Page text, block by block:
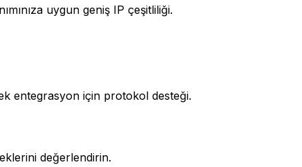
uygun geniş IP çeşitliliği.
entegrasyon için protokol desteği.
değerlendirin.